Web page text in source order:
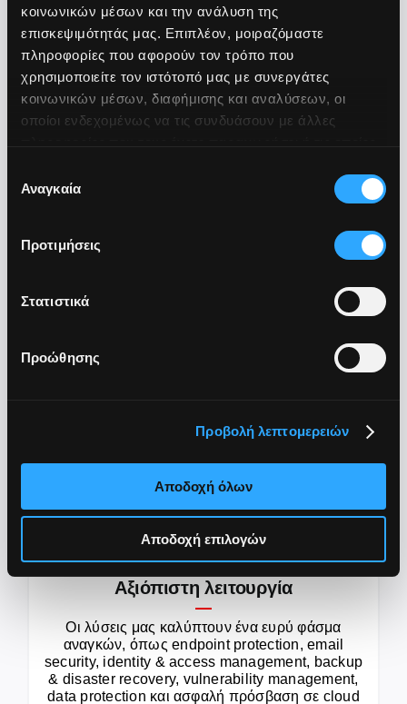
κοινωνικών μέσων και την ανάλυση της
επισκεψιμότητάς μας. Επιπλέον, μοιραζόμαστε
πληροφορίες που αφορούν τον τρόπο που
χρησιμοποιείτε τον ιστότοπό μας με συνεργάτες
κοινωνικών μέσων, διαφήμισης και αναλύσεων, οι
οποίοι ενδεχομένως να τις συνδυάσουν με άλλες
των υπηρεσιών τους.
συγκατάθεσης
Αναγκαία
Προτιμήσεις
Στατιστικά
Προώθησης
Προβολή λεπτομερειών
Αποδοχή όλων
Αποδοχή επιλογών
Διασφάλιση δεδομένων και συσκευών σε όλο το
εύρος της επιχείρησης
Συνεχής παρακολούθηση, ανίχνευση και απόκριση
Hybrid Infrastructure Solutions
Υλοποίηση και διαχείριση σύγχρονων υποδομών
σε on-premise και cloud περιβάλλοντα
Αξιόπιστη λειτουργία
Οι λύσεις μας καλύπτουν ένα ευρύ φάσμα
αναγκών, όπως endpoint protection, email
security, identity & access management, backup
& disaster recovery, vulnerability management,
data protection και ασφαλή πρόσβαση σε cloud